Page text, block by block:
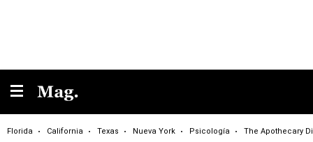
Florida California Texas Nueva York Psicología The Apothecary